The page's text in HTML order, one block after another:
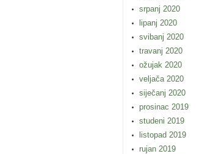
srpanj 2020
lipanj 2020
svibanj 2020
travanj 2020
ožujak 2020
veljača 2020
siječanj 2020
prosinac 2019
studeni 2019
listopad 2019
rujan 2019